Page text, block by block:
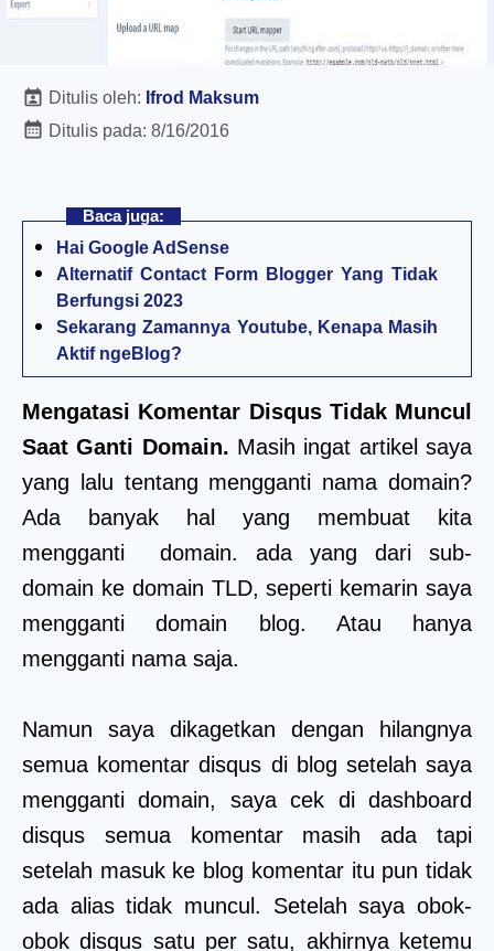
Ditulis oleh: Ifrod Maksum
Ditulis pada: 8/16/2016
Baca juga:
Hai Google AdSense
Alternatif Contact Form Blogger Yang Tidak
Berfungsi 2023
Sekarang Zamannya Youtube, Kenapa Masih
Aktif ngeBlog?
Mengatasi Komentar Disqus Tidak Muncul
Saat Ganti Domain. Masih ingat artikel saya
yang lalu tentang mengganti nama domain?
Ada banyak hal yang membuat kita
mengganti domain. ada yang dari sub-
domain ke domain TLD, seperti kemarin saya
mengganti domain blog. Atau hanya
mengganti nama saja.
Namun saya dikagetkan dengan hilangnya
semua komentar disqus di blog setelah saya
mengganti domain, saya cek di dashboard
disqus semua komentar masih ada tapi
setelah masuk ke blog komentar itu pun tidak
ada alias tidak muncul. Setelah saya obok-
obok disqus satu per satu, akhirnya ketemu